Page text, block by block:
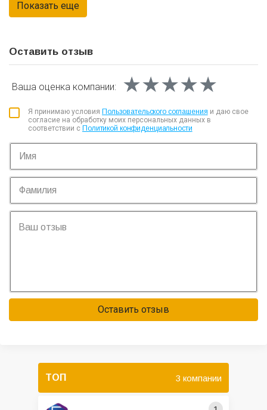
Оставить отзыв
Ваша оценка компании: ★★★★★
★★★★★
★★★★★
Я принимаю условия Пользовательского соглашения и даю свое
согласие на обработку моих персональных данных в
соответствии с Политикой конфиденциальности
Оставить отзыв
ТОП 3 компании